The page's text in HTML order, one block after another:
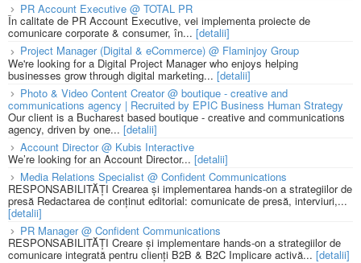
PR Account Executive @ TOTAL PR
În calitate de PR Account Executive, vei implementa proiecte de
comunicare corporate & consumer, în... [detalii]
Project Manager (Digital & eCommerce) @ Flaminjoy Group
We're looking for a Digital Project Manager who enjoys helping
businesses grow through digital marketing... [detalii]
Photo & Video Content Creator @ boutique - creative and
communications agency | Recruited by EPIC Business Human Strategy
Our client is a Bucharest based boutique - creative and communications
agency, driven by one... [detalii]
Account Director @ Kubis Interactive
We’re looking for an Account Director... [detalii]
Media Relations Specialist @ Confident Communications
RESPONSABILITĂȚI Crearea și implementarea hands-on a strategiilor de
presă Redactarea de conținut editorial: comunicate de presă, interviuri,...
[detalii]
PR Manager @ Confident Communications
RESPONSABILITĂȚI Creare și implementare hands-on a strategiilor de
comunicare integrată pentru clienți B2B & B2C Implicare activă... [detalii]